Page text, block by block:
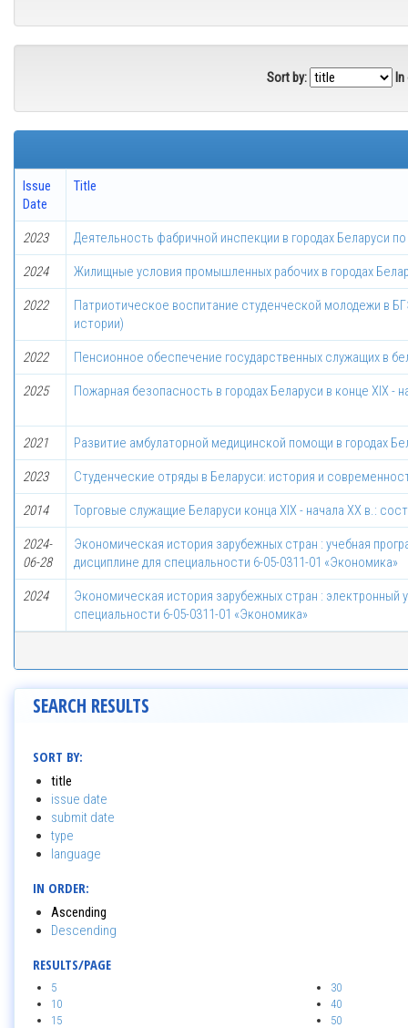
Sort by: In
Issue
Date
Title
2023 Деятельность фабричной инспекции в городах Беларуси
2024 Жилищные условия промышленных рабочих в городах
2022
Патриотическое воспитание студенческой молодежи в
истории)
2022 Пенсионное обеспечение государственных служащих в
2025 Пожарная безопасность в городах Беларуси в конце XIX -
2021 Развитие амбулаторной медицинской помощи в городах
2023 Студенческие отряды в Беларуси: история и
2014 Торговые служащие Беларуси конца XIX - начала XX в.:
2024-
06-28
Экономическая история зарубежных стран : учебная
дисциплине для специальности 6-05-0311-01 «Экономика»
2024
Экономическая история зарубежных стран :
специальности 6-05-0311-01 «Экономика»
SEARCH RESULTS
SORT BY:
title
issue date
submit date
type
language
IN ORDER:
Ascending
Descending
RESULTS/PAGE
5
10
15
30
40
50